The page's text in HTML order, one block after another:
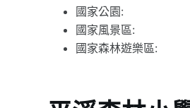
國家公園:
國家風景區:
國家森林遊樂區: